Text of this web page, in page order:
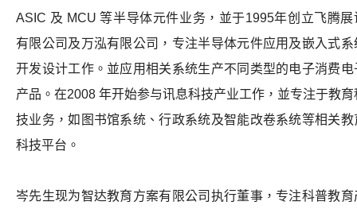
ASIC 及 MCU等半导体元件业务， 並于1995年创立飞腾展
有限公司及万泓有限公司， 专注半导体元件应用 及嵌入式系
开发设计工作。並应用相关系统生产不同类型的电子消费电
产品。 在2008 年开始参与讯息科技产业工作， 並专注于教育
技业务，如图书馆系统、行政系统及智能改卷系统等相关教
科技平台。
岑先生现为智达教育方案有限公司执行董事，专注科普教育